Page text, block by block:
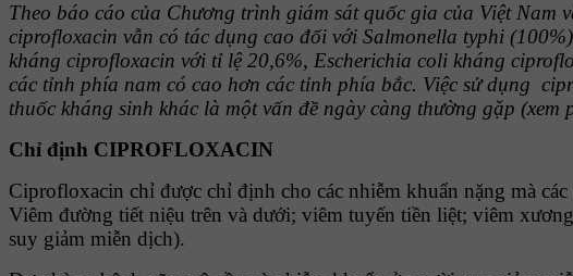
Theo báo cáo của Chương trình giám sát quốc gia của Việt
ciprofloxacin vẫn có tác dụng cao đối với Salmonella typhi
kháng ciprofloxacin với tỉ lệ 20,6%, Escherichia coli kháng
các tỉnh phía nam có cao hơn các tỉnh phía bắc. Việc sử dụng
thuốc kháng sinh khác là một vấn đề ngàycàng thường gặp (xem
Chỉ định CIPROFLOXACIN
Ciprofloxacin chỉ được chỉ định cho các nhiễm khuẩn nặng mà
Viêm đường tiết niệu trên và dưới; viêm tuyến tiền liệt; viêm
suy giảm miễn dịch).